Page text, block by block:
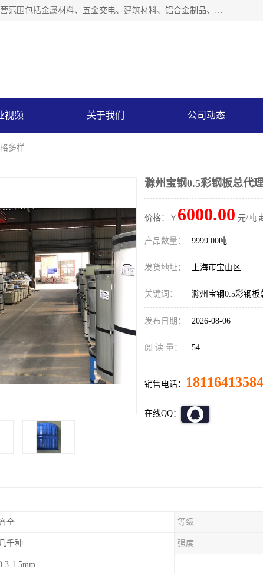
上海轩本实业有限公司成立于2017年，注册地位于上海市宝山区。经营范围包括金属材料、五金交电、建筑材料、铝合金制品、机械设备、电线电缆、装潢材料等；公司主营产品：宝钢彩钢板、宝钢彩钢卷、宝钢彩涂板、宝钢彩涂卷、宝钢高耐候彩钢板，宝钢氟碳彩钢板。是一家集钢铁贸易，物流、加工为一体的产业全配套公司。
视频 关于我们 公司动态
多样
滁州宝钢0.5彩钢板总代
价格：￥ 6000.00 元/吨
产品数量： 9999.00吨
发货地址： 上海市宝山区
关键词： 滁州宝钢0.5彩钢板
发布日期： 2026-08-06
阅 读 量： 54
销售电话： 18116413584
在线QQ：
全 等级
几千种 强度
1.5mm